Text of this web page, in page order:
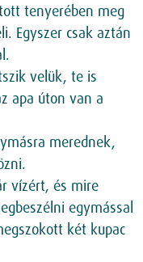
tenyerében meg
Egyszer csak aztán
velük, te is
apa úton van a
merednek,
vízért, és mire
egymással
két kupac